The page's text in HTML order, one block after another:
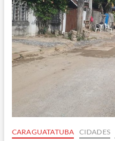
coleta
para
descarte
de
óleo
CARAGUATATUBA CIDADES